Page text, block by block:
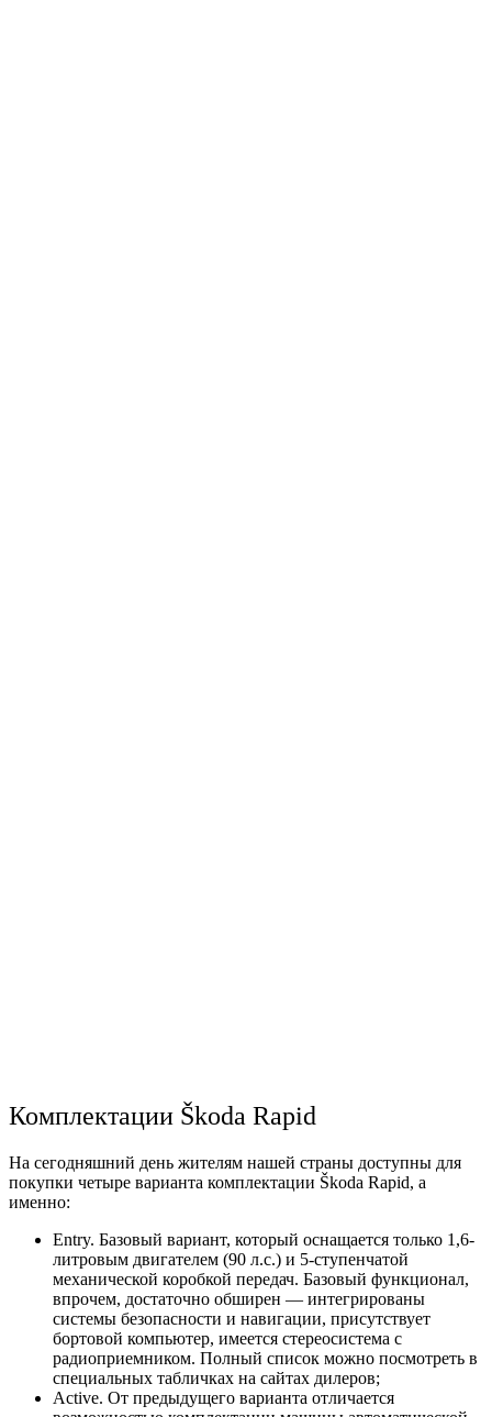
Комплектации Škoda Rapid
На сегодняшний день жителям нашей страны доступны для
покупки четыре варианта комплектации Škoda Rapid, а
именно:
Entry. Базовый вариант, который оснащается только 1,6-
литровым двигателем (90 л.с.) и 5-ступенчатой
механической коробкой передач. Базовый функционал,
впрочем, достаточно обширен — интегрированы
системы безопасности и навигации, присутствует
бортовой компьютер, имеется стереосистема с
радиоприемником. Полный список можно посмотреть в
специальных табличках на сайтах дилеров;
Аctive. От предыдущего варианта отличается